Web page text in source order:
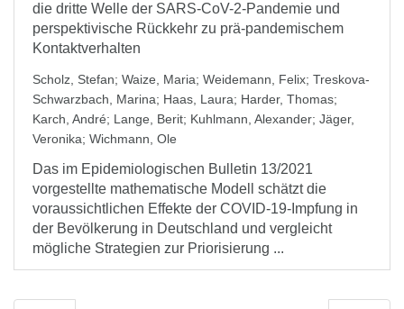
die dritte Welle der SARS-CoV-2-Pandemie und
perspektivische Rückkehr zu prä-pandemischem
Kontaktverhalten
Scholz, Stefan; Waize, Maria; Weidemann, Felix; Treskova-
Schwarzbach, Marina; Haas, Laura; Harder, Thomas;
Karch, André; Lange, Berit; Kuhlmann, Alexander; Jäger,
Veronika; Wichmann, Ole
Das im Epidemiologischen Bulletin 13/2021
vorgestellte mathematische Modell schätzt die
voraussichtlichen Effekte der COVID-19-Impfung in
der Bevölkerung in Deutschland und vergleicht
mögliche Strategien zur Priorisierung ...